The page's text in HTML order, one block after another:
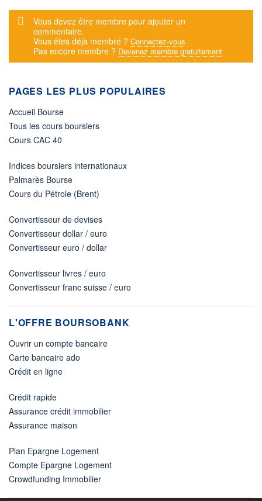
Message d'alerte
Vous devez être membre pour ajouter un
commentaire.
Vous êtes déjà membre ? Connectez-vous
Pas encore membre ? Devenez membre gratuitement
PAGES LES PLUS POPULAIRES
Accueil Bourse
Tous les cours boursiers
Cours CAC 40
Indices boursiers internationaux
Palmarès Bourse
Cours du Pétrole (Brent)
Convertisseur de devises
Convertisseur dollar / euro
Convertisseur euro / dollar
Convertisseur livres / euro
Convertisseur franc suisse / euro
L'OFFRE BOURSOBANK
Ouvrir un compte bancaire
Carte bancaire ado
Crédit en ligne
Crédit rapide
Assurance crédit immobilier
Assurance maison
Plan Epargne Logement
Compte Epargne Logement
Crowdfunding Immobilier